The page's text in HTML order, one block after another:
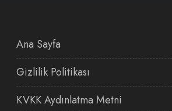
Ana Sayfa
Gizlilik Politikası
KVKK Aydınlatma Metni